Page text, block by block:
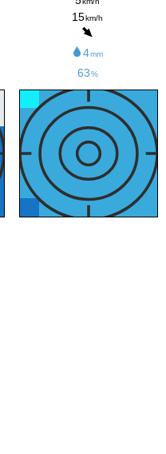
15km/h
4mm
63%